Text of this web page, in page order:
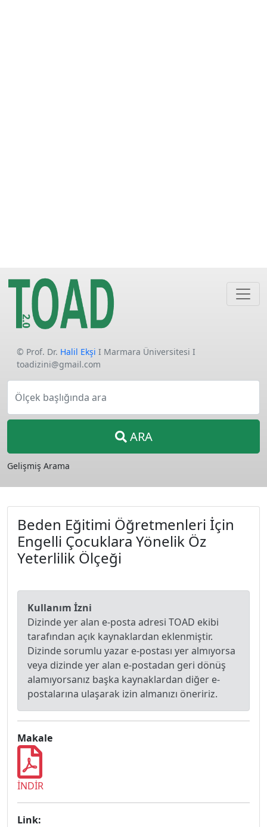
© Prof. Dr. Halil Ekşi I Marmara Üniversitesi I
toadizini@gmail.com
Ölçek başlığında ara
ARA
Gelişmiş Arama
Beden Eğitimi Öğretmenleri İçin
Engelli Çocuklara Yönelik Öz
Yeterlilik Ölçeği
Kullanım İzni
Dizinde yer alan e-posta adresi TOAD ekibi
tarafından açık kaynaklardan eklenmiştir.
Dizinde sorumlu yazar e-postası yer almıyorsa
veya dizinde yer alan e-postadan geri dönüş
alamıyorsanız başka kaynaklardan diğer e-
postalarına ulaşarak izin almanızı öneririz.
Makale
İNDİR
Link: